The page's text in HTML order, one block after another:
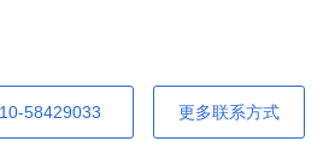
58429033 更多联系方式